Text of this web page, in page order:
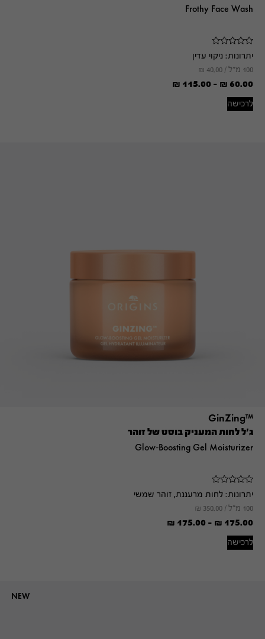
Frothy Face Wash
יתרונות: ניקוי עדין
100 מ"ל / ₪ 40.00
₪ 60.00
-
₪ 115.00
לרכישה
™GinZing
ג'ל לחות המעניק בוסט של זוהר
Glow-Boosting Gel Moisturizer
יתרונות: לחות מרעננת, זוהר שמשי
100 מ"ל / ₪ 350.00
₪ 175.00
-
₪ 175.00
לרכישה
NEW